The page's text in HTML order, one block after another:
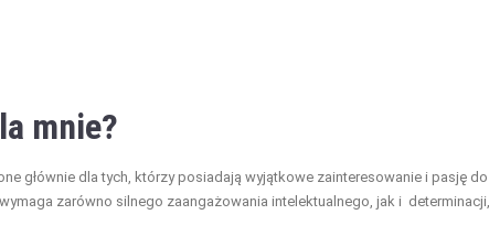
mnie?
głównie dla tych, którzy posiadają wyjątkowe zainteresowanie i pasję do
zarówno silnego zaangażowania intelektualnego, jak i determinacji,